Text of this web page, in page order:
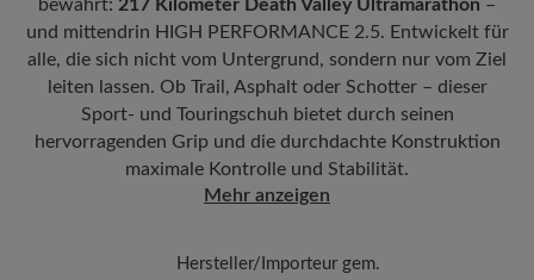
Herausnehmbares Fußbett:6 mm Stability-Fußbett mit
Gelenkstütze und Textilbezug bietet gezielte Unterstützung für den
Mittelfuß und sorgt für Stabilität bei jedem Schritt.
Funktionalität: Atmungsaktiv
darauf, gleichmäßig vorzugehen, um Ränder zu
vermeiden.
Sobald die Schuhe bei Zimmertemperatur
getrocknet sind, tragen Sie die Imprägnierung
Carbon Pro mit einem Abstand von 20-30 cm
auf – so schützen Sie Ihre Schuhe zuverlässig
vor Feuchtigkeit und Schmutz.
nachverfolgen, wo sich Ihr neues BÄR Lieblingsstück gerade
befindet.
bewährt: 217 Kilometer Death Valley Ultramarathon –
und mittendrin HIGH PERFORMANCE 2.5. Entwickelt für
alle, die sich nicht vom Untergrund, sondern nur vom Ziel
leiten lassen. Ob Trail, Asphalt oder Schotter – dieser
Sport- und Touringschuh bietet durch seinen
hervorragenden Grip und die durchdachte Konstruktion
maximale Kontrolle und Stabilität.
Mehr anzeigen
Hersteller/Importeur gem.